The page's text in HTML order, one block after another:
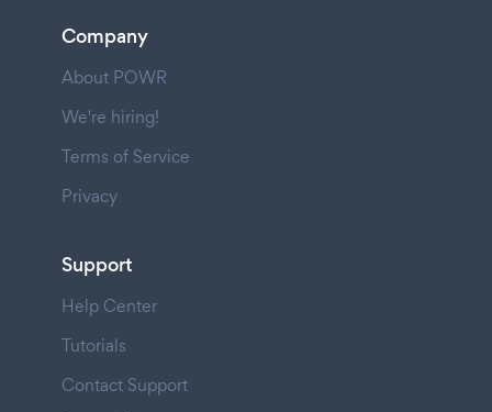
Company
About POWR
We're hiring!
Terms of Service
Privacy
Support
Help Center
Tutorials
Contact Support